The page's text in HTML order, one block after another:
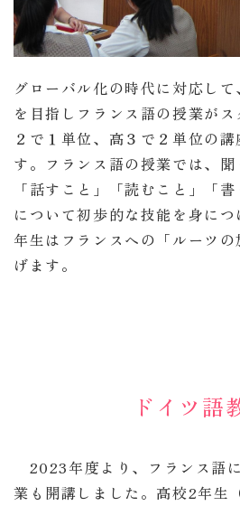
グローバル化の時代に対応し
を目指しフランス語の授業が
２で１単位、高３で２単位の
す。フランス語の授業では、聞
「話すこと」「読むこと」「
について初歩的な技能を身に
年生はフランスへの「ルーツ
げます。
ドイツ語
2023年度より、フランス語
業も開講しました。高校2年生